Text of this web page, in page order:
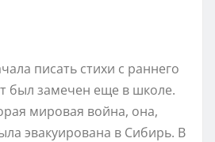
писать стихи с раннего
был замечен еще в школе.
мировая война, она,
эвакуирована в Сибирь. В